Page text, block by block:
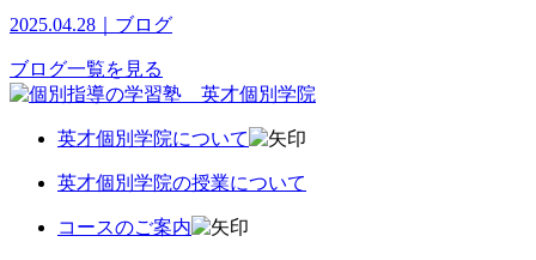
2025.04.28｜ブログ
ブログ一覧を見る
英才個別学院について
英才個別学院の授業について
コースのご案内